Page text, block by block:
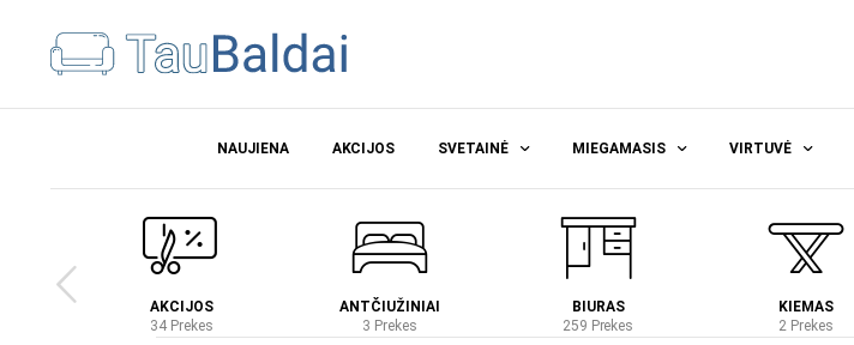
NAUJIENA AKCIJOS SVETAINĖ MIEGAMASIS VIRTUVĖ
AKCIJOS
34 Prekes
ANTČIUŽINIAI
3 Prekes
BIURAS
259 Prekes
KIEMAS
2 Prekes